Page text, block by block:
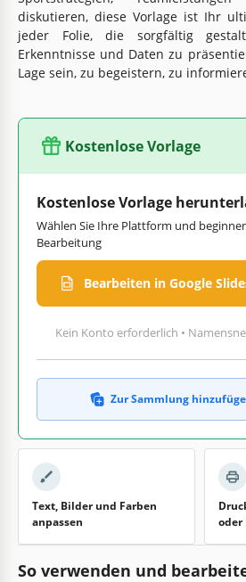
diskutieren, diese Vorlage ist Ihr
jeder Folie, die sorgfältig
Erkenntnisse und Daten zu
Lage sein, zu begeistern, zu
Kostenlose Vorlage
Kostenlose Vorlage
Wählen Sie Ihre Plattform und
Bearbeitung
Bearbeiten in Google
Kein Konto erforderlich •
Zur Sammlung
Text, Bilder und Farben
anpassen
oder
So verwenden und